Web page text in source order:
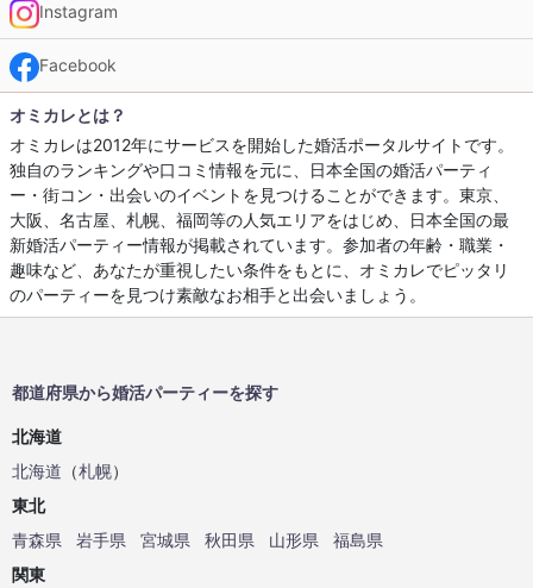
Instagram
Facebook
オミカレとは？
オミカレは2012年にサービスを開始した婚活ポータルサイトです。
独自のランキングや口コミ情報を元に、日本全国の婚活パーティ
ー・街コン・出会いのイベントを見つけることができます。東京、
大阪、名古屋、札幌、福岡等の人気エリアをはじめ、日本全国の最
新婚活パーティー情報が掲載されています。参加者の年齢・職業・
趣味など、あなたが重視したい条件をもとに、オミカレでピッタリ
のパーティーを見つけ素敵なお相手と出会いましょう。
都道府県から婚活パーティーを探す
北海道
北海道 （札幌）
東北
青森県
岩手県 宮城県 秋田県 山形県
福島県
関東